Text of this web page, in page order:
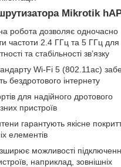
Mikrotik
робота дозволяє одночасно
частоти 2.4 ГГц та 5 ГГц
та стабільності зв’язку
Wi-Fi 5 (802.11ac)
бездротового інтернету
для надійного дротового
пристроїв
гарантують якісне
елементів
можливості
наприклад, зовнішніх